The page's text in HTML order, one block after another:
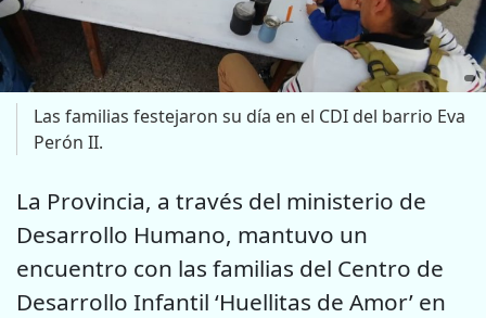
Las familias festejaron su día en el CDI del barrio Eva
Perón II.
La Provincia, a través del ministerio de
Desarrollo Humano, mantuvo un
encuentro con las familias del Centro de
Desarrollo Infantil ‘Huellitas de Amor’ en